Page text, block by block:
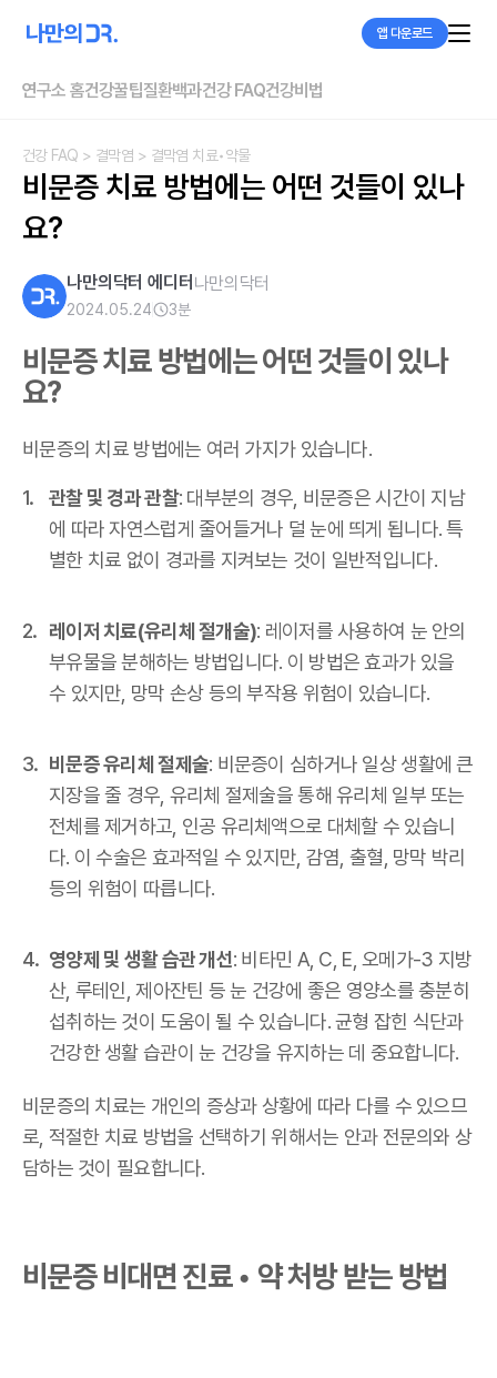
앱 다운로드
연구소 홈건강꿀팁질환백과건강 FAQ건강비법
건강 FAQ > 결막염 > 결막염 치료•약물
비문증 치료 방법에는 어떤 것들이 있나
요?
나만의닥터 에디터 나만의닥터
2024.05.24 3분
비문증 치료 방법에는 어떤 것들이 있나
요?
비문증의 치료 방법에는 여러 가지가 있습니다.
관찰 및 경과 관찰: 대부분의 경우, 비문증은 시간이 지남
에 따라 자연스럽게 줄어들거나 덜 눈에 띄게 됩니다. 특
별한 치료 없이 경과를 지켜보는 것이 일반적입니다.
레이저 치료(유리체 절개술): 레이저를 사용하여 눈 안의
부유물을 분해하는 방법입니다. 이 방법은 효과가 있을
수 있지만, 망막 손상 등의 부작용 위험이 있습니다.
비문증 유리체 절제술: 비문증이 심하거나 일상 생활에 큰
지장을 줄 경우, 유리체 절제술을 통해 유리체 일부 또는
전체를 제거하고, 인공 유리체액으로 대체할 수 있습니
다. 이 수술은 효과적일 수 있지만, 감염, 출혈, 망막 박리
등의 위험이 따릅니다.
영양제 및 생활 습관 개선: 비타민 A, C, E, 오메가-3 지방
산, 루테인, 제아잔틴 등 눈 건강에 좋은 영양소를 충분히
섭취하는 것이 도움이 될 수 있습니다. 균형 잡힌 식단과
건강한 생활 습관이 눈 건강을 유지하는 데 중요합니다.
비문증의 치료는 개인의 증상과 상황에 따라 다를 수 있으므
로, 적절한 치료 방법을 선택하기 위해서는 안과 전문의와 상
담하는 것이 필요합니다.
비문증 비대면 진료 • 약 처방 받는 방법